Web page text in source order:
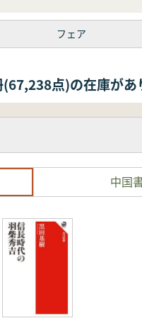
フェア
(67,238点)の在庫があ
中国